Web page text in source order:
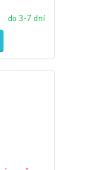
do 3-7 dní